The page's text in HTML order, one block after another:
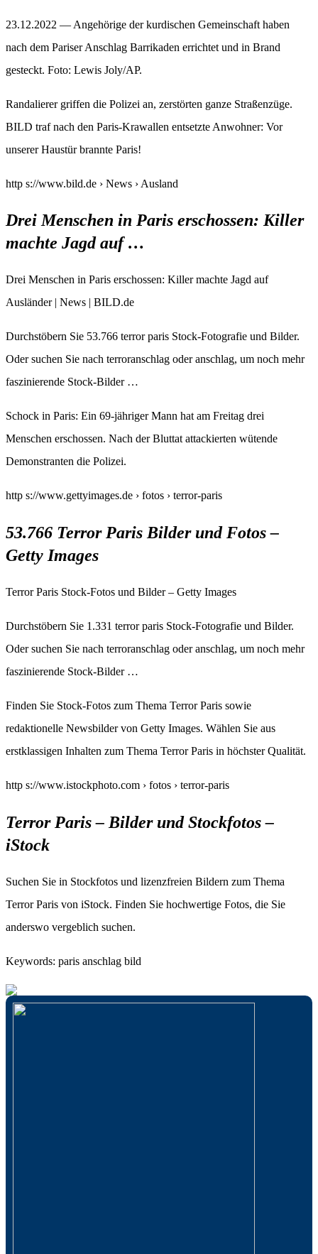
23.12.2022 — Angehörige der kurdischen Gemeinschaft haben
nach dem Pariser Anschlag Barrikaden errichtet und in Brand
gesteckt. Foto: Lewis Joly/AP.
Randalierer griffen die Polizei an, zerstörten ganze Straßenzüge.
BILD traf nach den Paris-Krawallen entsetzte Anwohner: Vor
unserer Haustür brannte Paris!
http s://www.bild.de › News › Ausland
Drei Menschen in Paris erschossen: Killer
machte Jagd auf …
Drei Menschen in Paris erschossen: Killer machte Jagd auf
Ausländer | News | BILD.de
Durchstöbern Sie 53.766 terror paris Stock-Fotografie und Bilder.
Oder suchen Sie nach terroranschlag oder anschlag, um noch mehr
faszinierende Stock-Bilder …
Schock in Paris: Ein 69-jähriger Mann hat am Freitag drei
Menschen erschossen. Nach der Bluttat attackierten wütende
Demonstranten die Polizei.
http s://www.gettyimages.de › fotos › terror-paris
53.766 Terror Paris Bilder und Fotos –
Getty Images
Terror Paris Stock-Fotos und Bilder – Getty Images
Durchstöbern Sie 1.331 terror paris Stock-Fotografie und Bilder.
Oder suchen Sie nach terroranschlag oder anschlag, um noch mehr
faszinierende Stock-Bilder …
Finden Sie Stock-Fotos zum Thema Terror Paris sowie
redaktionelle Newsbilder von Getty Images. Wählen Sie aus
erstklassigen Inhalten zum Thema Terror Paris in höchster Qualität.
http s://www.istockphoto.com › fotos › terror-paris
Terror Paris – Bilder und Stockfotos –
iStock
Suchen Sie in Stockfotos und lizenzfreien Bildern zum Thema
Terror Paris von iStock. Finden Sie hochwertige Fotos, die Sie
anderswo vergeblich suchen.
Keywords: paris anschlag bild